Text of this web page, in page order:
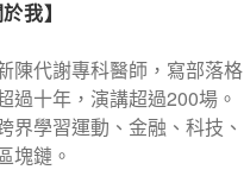
於我】
陳代謝專科醫師，寫部落格
過十年，演講超過200場。
界學習運動、金融、科技、
塊鏈。